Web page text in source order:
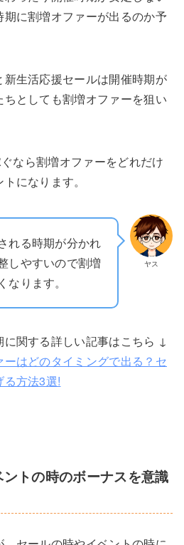
に割増オファーが出るのか予
生活応援セールは開催時期が
としても割増オファーを狙い
なら割増オファーをどれだけ
になります。
ヤス
れる時期が分かれ
しやすいので割増
ります。
関する詳しい記事はこちら ↓
ーはどのタイミングで出る？セ
る方法3選!
トの時のボーナスを意識